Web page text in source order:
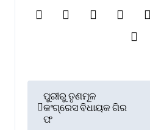
o
ପୁରୀରୁ ତୃଣମୂଳ
କଂଗ୍ରେସ ବିଧାୟକ ଗିର
ଫ